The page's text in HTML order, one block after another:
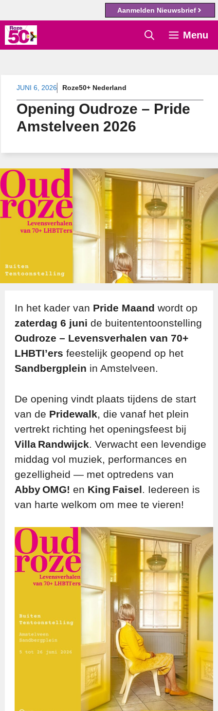
Aanmelden Nieuwsbrief
Ga
naar
Menu
JUNI 6, 2026 Roze50+ Nederland
Opening Oudroze – Pride
Amstelveen 2026
In het kader van Pride Maand wordt op
zaterdag 6 juni de buiten­tentoonstelling
Oudroze – Levensverhalen van 70+
LHBTI’ers feestelijk geopend op het
Sandbergplein in Amstelveen.
De opening vindt plaats tijdens de start
van de Pridewalk, die vanaf het plein
vertrekt richting het openingsfeest bij
Villa Randwijck. Verwacht een levendige
middag vol muziek, performances en
gezelligheid — met optredens van
Abby OMG! en King Faisel. Iedereen is
van harte welkom om mee te vieren!